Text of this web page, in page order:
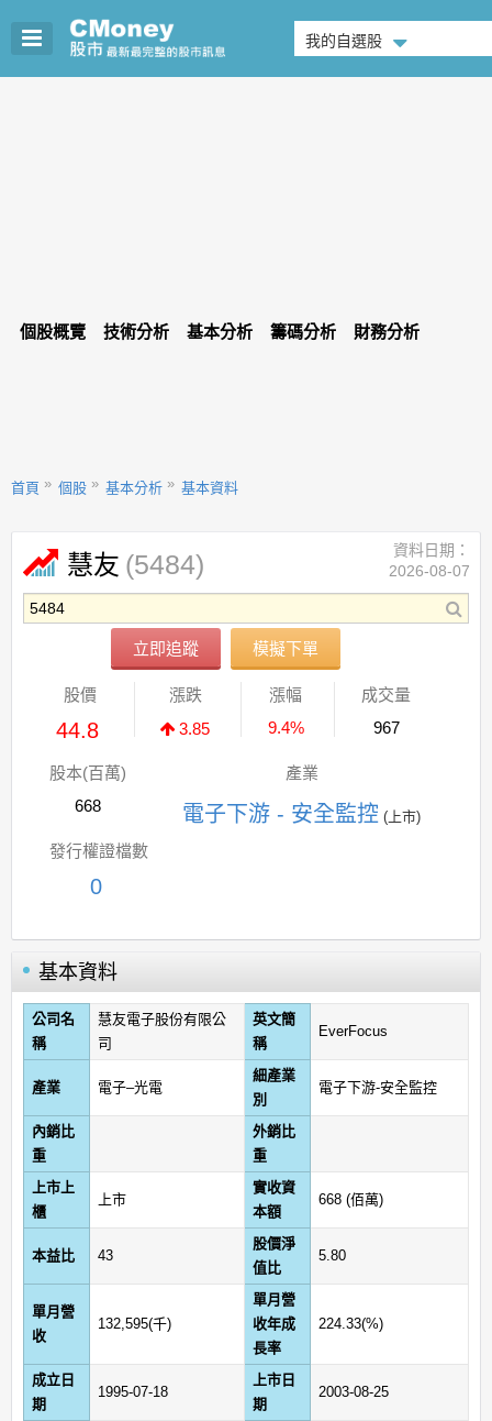
我的自選股
個股概覽 技術分析 基本分析 籌碼分析 財務分析
首頁 個股 基本分析 基本資料
慧友 (5484)
立即追蹤 模擬下單
資料日期：
2026-08-07
股價
44.8
漲跌
3.85
漲幅
9.4%
成交量
967
股本(百萬)
668
產業
電子下游 - 安全監控 (上市)
發行權證檔數
0
基本資料
公司名
稱
慧友電子股份有限公
司
英文簡
稱
EverFocus
產業 電子–光電
細產業
別
電子下游-安全監控
內銷比
重
外銷比
重
上市上
櫃
上市
實收資
本額
668 (佰萬)
本益比 43
股價淨
值比
5.80
單月營
收
132,595(千)
單月營
收年成
長率
224.33(%)
成立日
期
1995-07-18
上市日
期
2003-08-25